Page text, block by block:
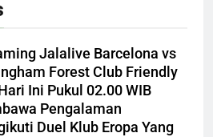
Jalalive Barcelona vs
Forest Club Friendly
Ini Pukul 02.00 WIB
Pengalaman
Duel Klub Eropa Yang